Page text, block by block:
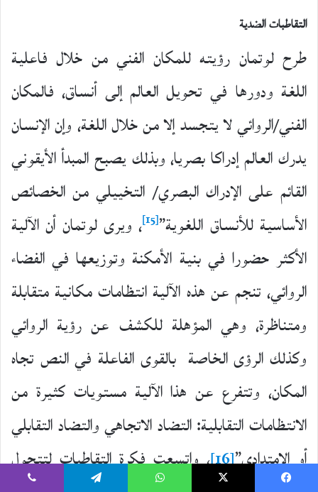
التقاطبات الضدية
طرح لوتمان رؤيته للمكان الفني من خلال فاعلية
اللغة ودورها في تحويل العالم إلى أنساق، فالمكان
الفني/الروائي لا يتجسد إلا من خلال اللغة، وإن الإنسان
يدرك العالم إدراكا بصريا، وبذلك يصبح المبدأ الأيقوني
القائم على الإدراك البصري/ التخييلي من الخصائص
الأساسية للأنساق اللغوية”[15] ، ويرى لوتمان أن الآلية
الأكثر حضورا في بنية الأمكنة وتوزيعها في الفضاء
الروائي، تنجم عن هذه الآلية انتظامات مكانية متقابلة
ومتناظرة، وهي المؤهلة للكشف عن رؤية الروائي
وكذلك الرؤى الخاصة بالقوى الفاعلة في النص تجاه
المكان، وتتفرع عن هذا الآلية مستويات كثيرة من
الانتظامات التقابلية: التضاد الاتجاهي والتضاد التقابلي
أو الامتدادي”[16] ، واتسعت فكرة التقاطبات لتتحول